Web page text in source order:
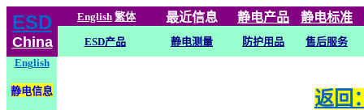
ESD
China
English 繁体 最近信息 静电产品 静电标准
ESD产品 静电测量 防护用品
售后服务
English
静电信息 返回